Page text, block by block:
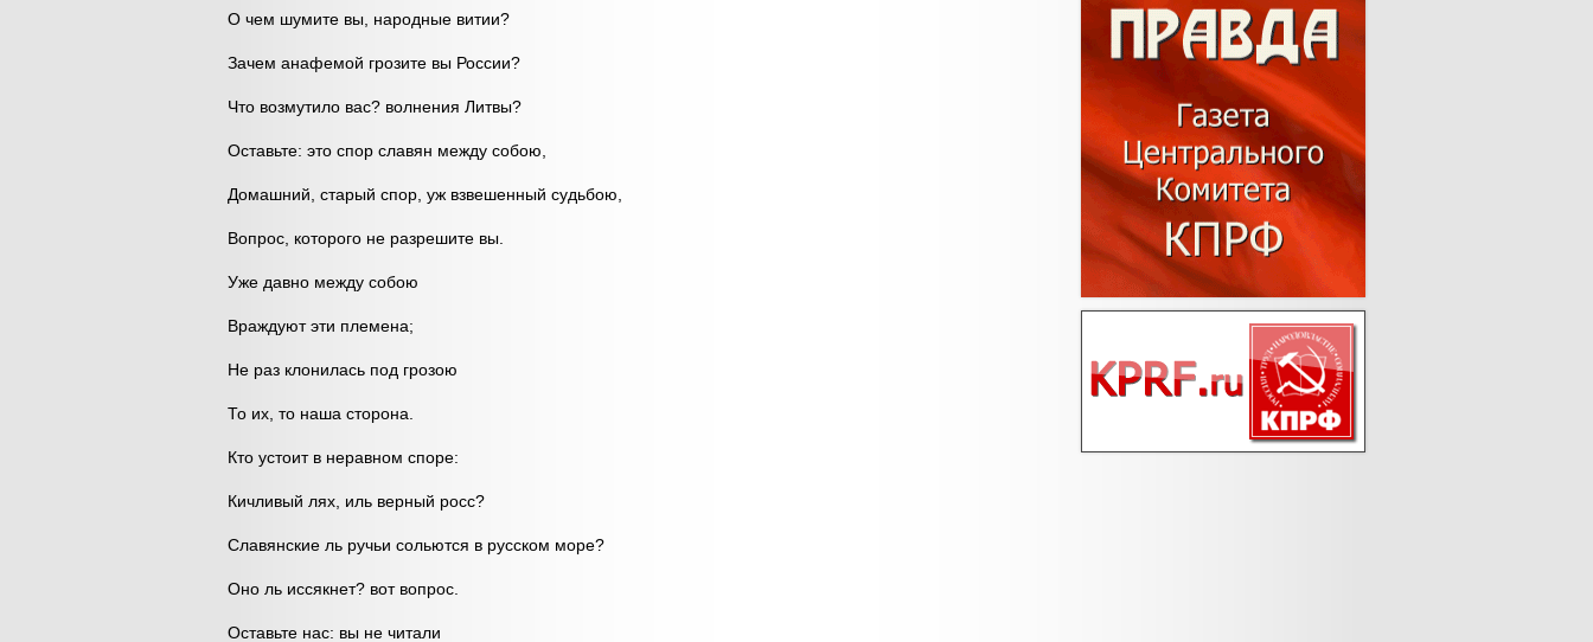
О чем шумите вы, народные витии?
Зачем анафемой грозите вы России?
Что возмутило вас? волнения Литвы?
Оставьте: это спор славян между собою,
Домашний, старый спор, уж взвешенный судьбою,
Вопрос, которого не разрешите вы.
Уже давно между собою
Враждуют эти племена;
Не раз клонилась под грозою
То их, то наша сторона.
Кто устоит в неравном споре:
Кичливый лях, иль верный росс?
Славянские ль ручьи сольются в русском море?
Оно ль иссякнет? вот вопрос.
Оставьте нас: вы не читали